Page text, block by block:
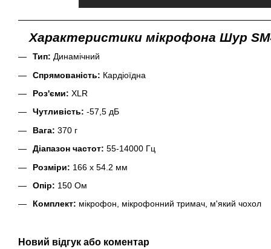
Характеристики мікрофона Шур
Тип: Динамічний
Спрямованість: Кардіоїдна
Роз'єми: XLR
Чутливість: -57,5 дБ
Вага: 370 г
Діапазон частот: 55-14000 Гц
Розміри: 166 х 54.2 мм
Опір: 150 Ом
Комплект: мікрофон, мікрофонний тримач, м'який чохол
Новий відгук або коментар